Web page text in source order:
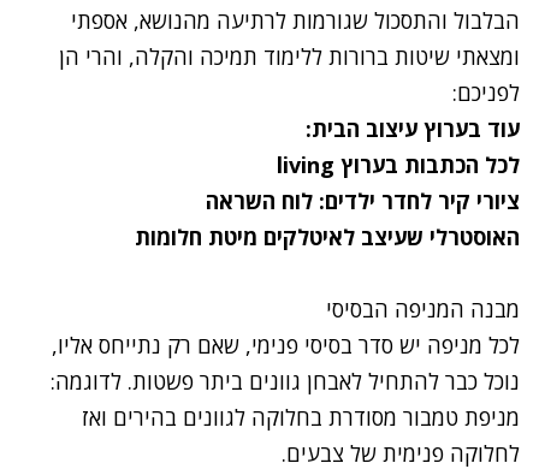
הבלבול והתסכול שגורמות לרתיעה מהנושא, אספתי
ומצאתי שיטות ברורות ללימוד תמיכה והקלה, והרי הן
לפניכם:
עוד בערוץ עיצוב הבית:
לכל הכתבות בערוץ living
ציורי קיר לחדר ילדים: לוח השראה
האוסטרלי שעיצב לאיטלקים מיטת חלומות
מבנה המניפה הבסיסי
לכל מניפה יש סדר בסיסי פנימי, שאם רק נתייחס אליו,
נוכל כבר להתחיל לאבחן גוונים ביתר פשטות. לדוגמה:
מניפת טמבור מסודרת בחלוקה לגוונים בהירים ואז
לחלוקה פנימית של צבעים.